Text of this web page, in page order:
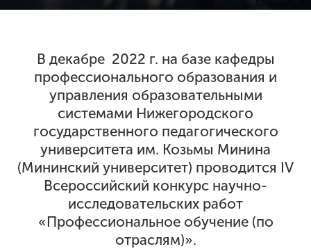
Сведения об
образовательной
организации
ENG SPN
Приемная
В декабре 2022 г. на базе кафедры
профессионального образования и
управления образовательными
системами Нижегородского
государственного педагогического
университета им. Козьмы Минина
(Мининский университет) проводится IV
Всероссийский конкурс научно-
исследовательских работ
«Профессиональное обучение (по
отраслям)».